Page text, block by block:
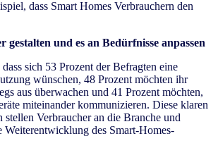
dass Smart Homes Verbrauchern den
gestalten und es an Bedürfnisse anpassen
sich 53 Prozent der Befragten eine
wünschen, 48 Prozent möchten ihr
aus überwachen und 41 Prozent möchten,
miteinander kommunizieren. Diese klaren
stellen Verbraucher an die Branche und
Weiterentwicklung des Smart-Homes-